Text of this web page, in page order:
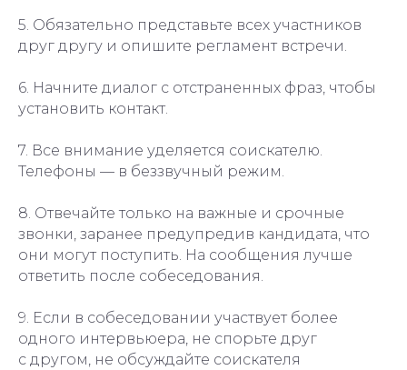
5. Обязательно представьте всех участников
друг другу и опишите регламент встречи.
6. Начните диалог с отстраненных фраз, чтобы
установить контакт.
7. Все внимание уделяется соискателю.
Телефоны — в беззвучный режим.
8. Отвечайте только на важные и срочные
звонки, заранее предупредив кандидата, что
они могут поступить. На сообщения лучше
ответить после собеседования.
9. Если в собеседовании участвует более
одного интервьюера, не спорьте друг
с другом, не обсуждайте соискателя